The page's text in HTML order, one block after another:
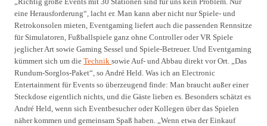
eine Herausforderung“, lacht er. Man kann aber nicht nur Spiele- und
Retrokonsolen mieten, Eventgaming liefert auch die passenden Rennsitze
für Simulatoren, Fußballspiele ganz ohne Controller oder VR Spiele
jeglicher Art sowie Gaming Sessel und Spiele-Betreuer. Und Eventgaming
kümmert sich um die Technik sowie Auf- und Abbau direkt vor Ort. „Das
Rundum-Sorglos-Paket“, so André Held. Was ich an Electronic
Entertainment für Events so überzeugend finde: Man braucht außer einer
Steckdose eigentlich nichts, und die Gäste lieben es. Besonders schätzt es
André Held, wenn sich Eventbesucher oder Kollegen über das Spielen
näher kommen und gemeinsam Spaß haben. „Wenn etwa der Einkauf